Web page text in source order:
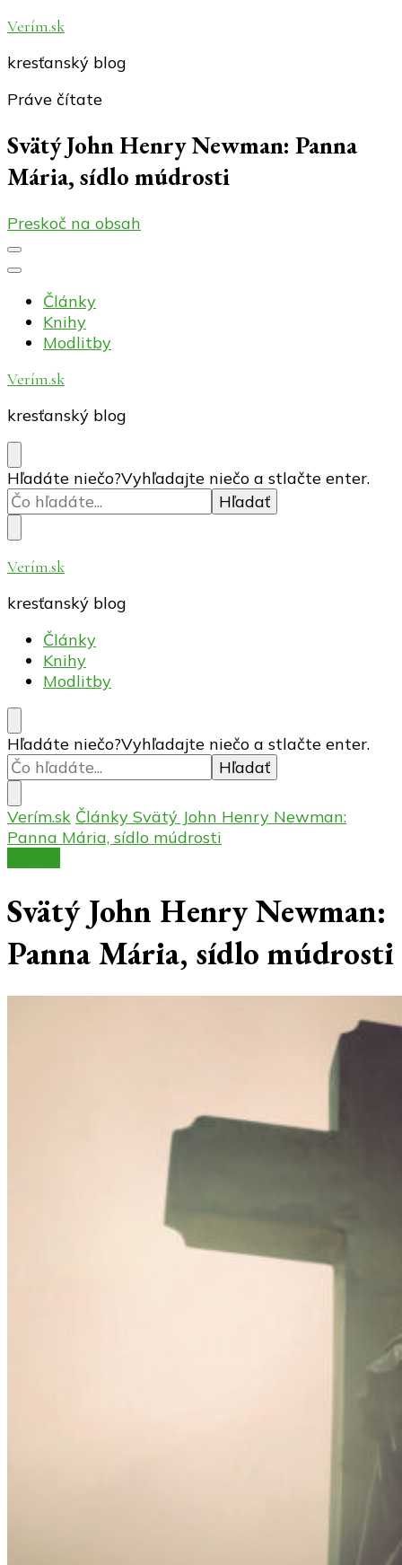
Verím.sk
kresťanský blog
Práve čítate
Svätý John Henry Newman: Panna
Mária, sídlo múdrosti
Preskoč na obsah
Články
Knihy
Modlitby
Verím.sk
kresťanský blog
Hľadáte niečo?Vyhľadajte niečo a stlačte enter.
Verím.sk
kresťanský blog
Články
Knihy
Modlitby
Hľadáte niečo?Vyhľadajte niečo a stlačte enter.
Verím.sk Články Svätý John Henry Newman:
Panna Mária, sídlo múdrosti
Svätý John Henry Newman:
Panna Mária, sídlo múdrosti